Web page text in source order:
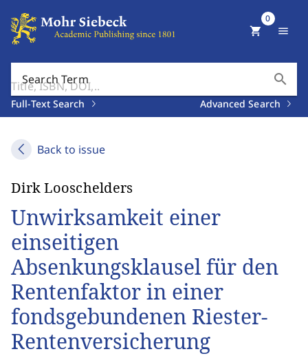
Search Term search
Full-Text Search Advanced Search
shopping_cart
0
menu
Back to issue
Dirk Looschelders
Unwirksamkeit einer
einseitigen
Absenkungsklausel für den
Rentenfaktor in einer
fondsgebundenen Riester-
Rentenversicherung